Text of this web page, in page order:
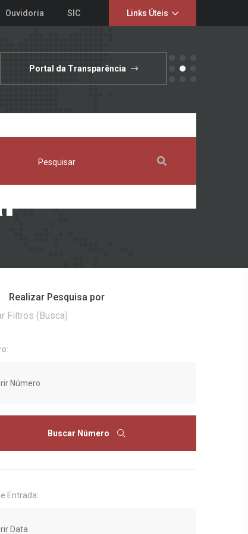
Ouvidoria SIC Links Úteis
Portal da Transparência
Realizar Pesquisa por
Filtros (Busca)
Buscar Número
Entrada: